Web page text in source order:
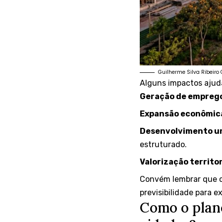
Guilherme Silva Ribeiro
Alguns impactos
Geração de
Expansão
Desenvolvimento
estruturado.
Valorização
Convém lembrar que
previsibilidade para
Como o